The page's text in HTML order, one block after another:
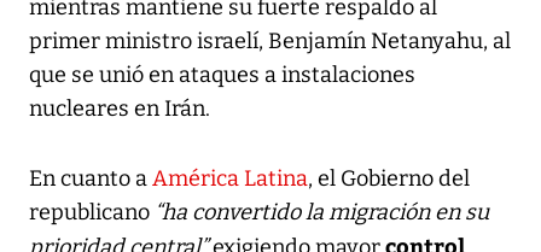
mientras mantiene su fuerte respaldo al
primer ministro israelí, Benjamín Netanyahu, al
que se unió en ataques a instalaciones
nucleares en Irán.
En cuanto aAmérica Latina, el Gobierno del
republicano “ha convertido la migración en su
prioridad central”exigiendo mayorcontrol